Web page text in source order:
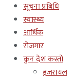
सूचना प्रबिधि
स्वास्थ्य
आर्थिक
रोजगार
कुन देश कस्तो
इजरायल